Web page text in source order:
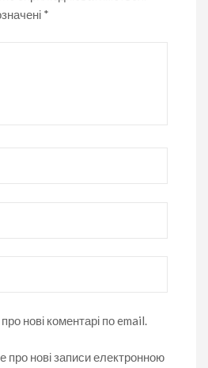
*
нові коментарі по email.
про нові записи електронною